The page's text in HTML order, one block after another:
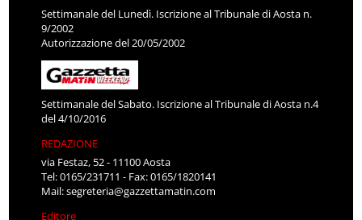
Settimanale del Lunedì. Iscrizione al Tribunale di Aosta n.
9/2002
Autorizzazione del 20/05/2002
Settimanale del Sabato. Iscrizione al Tribunale di Aosta n.4
del 4/10/2016
REDAZIONE
via Festaz, 52 - 11100 Aosta
Tel: 0165/231711 - Fax: 0165/1820141
Mail:segreteria@gazzettamatin.com
Editore